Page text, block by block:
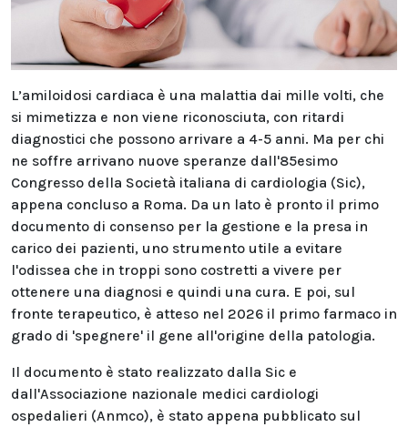
L’amiloidosi cardiaca è una malattia dai mille volti, che
si mimetizza e non viene riconosciuta, con ritardi
diagnostici che possono arrivare a 4-5 anni. Ma per chi
ne soffre arrivano nuove speranze dall'85esimo
Congresso della Società italiana di cardiologia (Sic),
appena concluso a Roma. Da un lato è pronto il primo
documento di consenso per la gestione e la presa in
carico dei pazienti, uno strumento utile a evitare
l'odissea che in troppi sono costretti a vivere per
ottenere una diagnosi e quindi una cura. E poi, sul
fronte terapeutico, è atteso nel 2026 il primo farmaco in
grado di 'spegnere' il gene all'origine della patologia.
Il documento è stato realizzato dalla Sic e
dall'Associazione nazionale medici cardiologi
ospedalieri (Anmco), è stato appena pubblicato sul